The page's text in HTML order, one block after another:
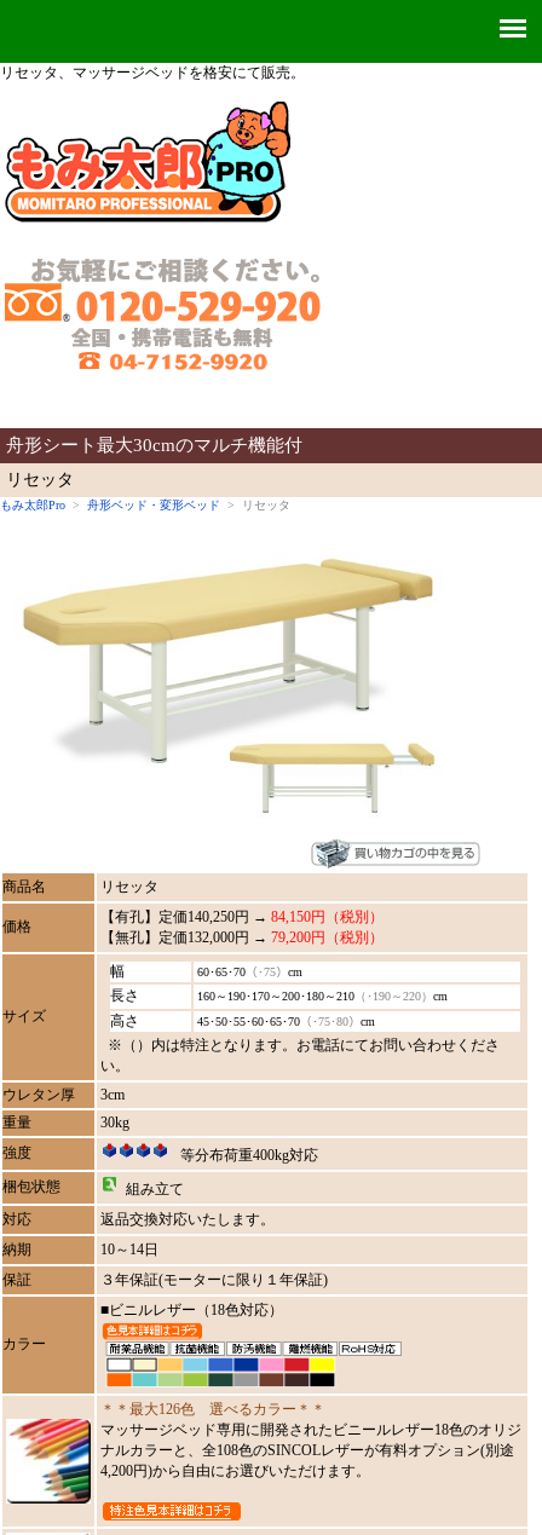
リセッタ、 マッサージベッドを格安にて販売。
舟形シート最大30cmのマルチ機能付
リセッタ
もみ太郎Pro > 舟形ベッド・変形ベッド > リセッタ
商品名 リセッタ
価格
【有孔】定価140,250円 → 84,150円（税別）
【無孔】定価132,000円 → 79,200円（税別）
サイズ
幅 60･65･70 （･75） cm
長さ 160～190･170～200･180～210 （･190～220） cm
高さ 45･50･55･60･65･70 （･75･80） cm
※（）内は特注となります。お電話にてお問い合わせくださ
い。
ウレタン厚
3cm
重量
30kg
強度
等分布荷重400kg対応
梱包状態
組み立て
対応
返品交換対応いたします。
納期
10～14日
保証
３年保証(モーターに限り１年保証)
カラー
■ビニルレザー（18色対応）
＊＊最大126色 選べるカラー＊＊
マッサージベッド専用に開発されたビニールレザー18色のオリジ
ナルカラーと、全108色のSINCOLレザーが有料オプション(別途
4,200円)から自由にお選びいただけます。